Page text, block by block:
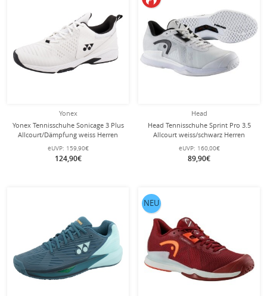
Yonex
Yonex Tennisschuhe Sonicage 3 Plus
Allcourt/Dämpfung weiss Herren
eUVP: 159,90€
124,90€
Head
Head Tennisschuhe Sprint Pro 3.5
Allcourt weiss/schwarz Herren
eUVP: 160,00€
89,90€
NEU